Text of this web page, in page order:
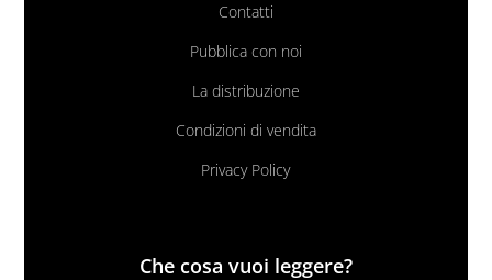
Contatti
Pubblica con noi
La distribuzione
Condizioni di vendita
Privacy Policy
Che cosa vuoi leggere?